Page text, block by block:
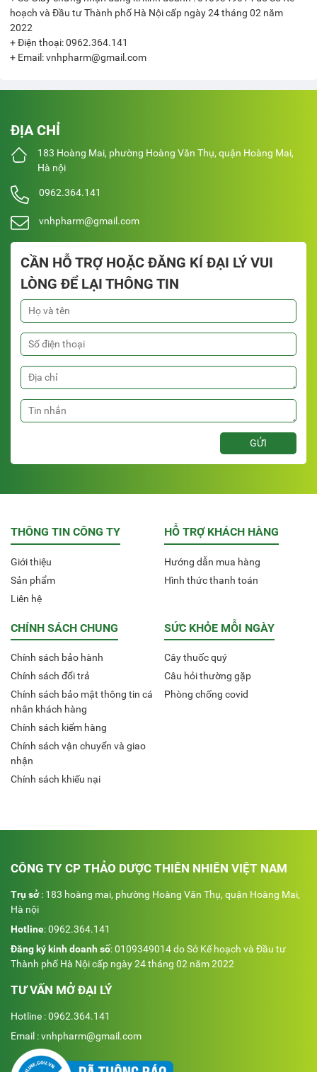
hoạch và Đầu tư Thành phố Hà Nội cấp ngày 24 tháng 02 năm
2022
+ Điện thoại: 0962.364.141
+ Email: vnhpharm@gmail.com
ĐỊA CHỈ
183 Hoàng Mai, phường Hoàng Văn Thụ, quận Hoàng Mai,
Hà nội
0962.364.141
vnhpharm@gmail.com
CẦN HỖ TRỢ HOẶC ĐĂNG KÍ ĐẠI LÝ VUI
LÒNG ĐỂ LẠI THÔNG TIN
THÔNG TIN CÔNG TY
Giới thiệu
Sản phẩm
Liên hệ
HỖ TRỢ KHÁCH HÀNG
Hướng dẫn mua hàng
Hình thức thanh toán
CHÍNH SÁCH CHUNG
Chính sách bảo hành
Chính sách đổi trả
Chính sách bảo mật thông tin cá
nhân khách hàng
Chính sách kiểm hàng
Chính sách vận chuyển và giao
nhận
Chính sách khiếu nại
SỨC KHỎE MỖI NGÀY
Cây thuốc quý
Câu hỏi thường gặp
Phòng chống covid
CÔNG TY CP THẢO DƯỢC THIÊN NHIÊN VIỆT NAM
Trụ sở: 183 hoàng mai, phường Hoàng Văn Thụ, quận Hoàng Mai,
Hà nội
Hotline:0962.364.141
Đăng ký kinh doanh số: 0109349014 do Sở Kế hoạch và Đầu tư
Thành phố Hà Nội cấp ngày 24 tháng 02 năm 2022
TƯ VẤN MỞ ĐẠI LÝ
Hotline : 0962.364.141
Email : vnhpharm@gmail.com